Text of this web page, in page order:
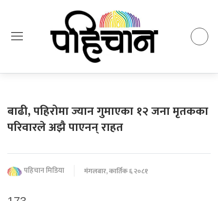
बाढी, पहिरोमा ज्यान गुमाएका १२ जना मृतकका
परिवारले अझै पाएनन् राहत
पहिचान मिडिया मंगलबार, कार्तिक ६ २०८१